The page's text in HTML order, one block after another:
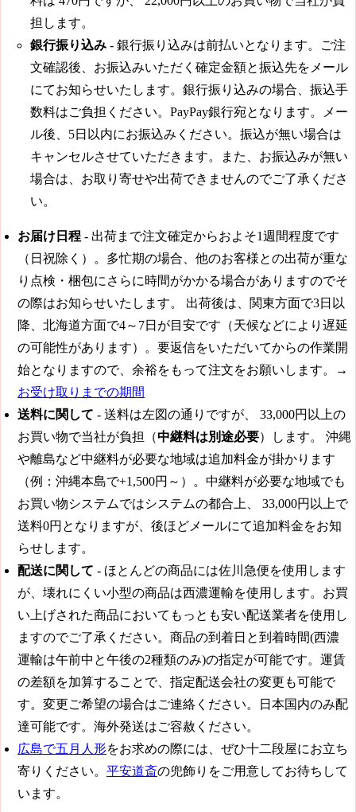
担します。
銀行振り込み - 銀行振り込みは前払いとなります。ご注
文確認後、お振込みいただく確定金額と振込先をメール
にてお知らせいたします。銀行振り込みの場合、振込手
数料はご負担ください。PayPay銀行宛となります。メー
ル後、5日以内にお振込みください。振込が無い場合は
キャンセルさせていただきます。また、お振込みが無い
場合は、お取り寄せや出荷できませんのでご了承くださ
い。
お届け日程 - 出荷まで注文確定からおよそ1週間程度です
（日祝除く）。 多忙期の場合、他のお客様との出荷が重な
り点検・梱包にさらに時間がかかる場合がありますのでそ
の際はお知らせいたします。 出荷後は、関東方面で3日以
降、北海道方面で4～7日が目安です（天候などにより遅延
の可能性があります）。要返信をいただいてからの作業開
始となりますので、余裕をもって注文をお願いします。→
お受け取りまでの期間
送料に関して - 送料は左図の通りですが、 33,000円 以上の
お買い物で当社が負担（中継料は別途必要）します。 沖縄
や離島など中継料が必要な地域は追加料金が掛かります
（例：沖縄本島で+1,500円～）。中継料が必要な地域でも
お買い物システムではシステムの都合上、
33,000円 以上で
送料0円となりますが、後ほどメールにて追加料金をお知
らせします。
配送に関して - ほとんどの商品には佐川急便を使用します
が、壊れにくい小型の商品は西濃運輸を使用します。お買
い上げされた商品においてもっとも安い配送業者を使用し
ますのでご了承ください。商品の到着日と到着時間(西濃
運輸は午前中と午後の2種類のみ)の指定が可能です。運賃
の差額を加算することで、指定配送会社の変更も可能で
す。変更ご希望の場合はご連絡ください。日本国内のみ配
達可能です。海外発送はご容赦ください。
広島で五月人形をお求めの際には、ぜひ十二段屋にお立ち
寄りください。 平安道斎の兜飾りをご用意してお待ちして
います。